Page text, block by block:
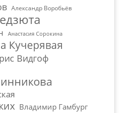
Александр Воробьёв
Анастасия Сорокина
Кучерявая
Видгоф
Владимир Гамбург